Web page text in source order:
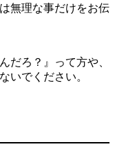
無理な事だけをお伝
だろ？』って方や、
いでください。